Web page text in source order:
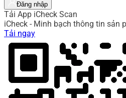
Đăng nhập
Tải App iCheck Scan
iCheck - Minh bạch thông tin sản
Tải ngay